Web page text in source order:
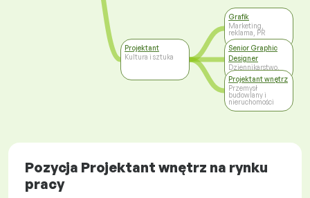
Projektant
Kultura i sztuka
Grafik
Marketing,
reklama, PR
Senior Graphic
Designer
Dziennikarstwo,
media
Projektant wnętrz
Przemysł
budowlany i
nieruchomości
Pozycja Projektant wnętrz na rynku
pracy